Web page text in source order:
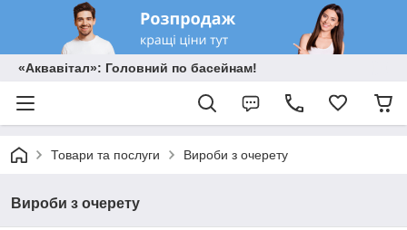
«Аквавітал»: Головний по басейнам!
Товари та послуги Вироби з очерету
Вироби з очерету